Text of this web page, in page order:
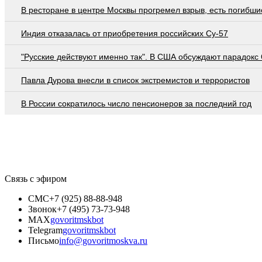
В ресторане в центре Москвы прогремел взрыв, есть
Индия отказалась от приобретения российских Су-57
"Русские действуют именно так". В США обсуждают парадокс
Павла Дурова внесли в список экстремистов и террористов
В России сократилось число пенсионеров за последний год
Связь с эфиром
СМС+7 (925) 88-88-948
Звонок+7 (495) 73-73-948
MAXgovoritmskbot
Telegramgovoritmskbot
Письмоinfo@govoritmoskva.ru